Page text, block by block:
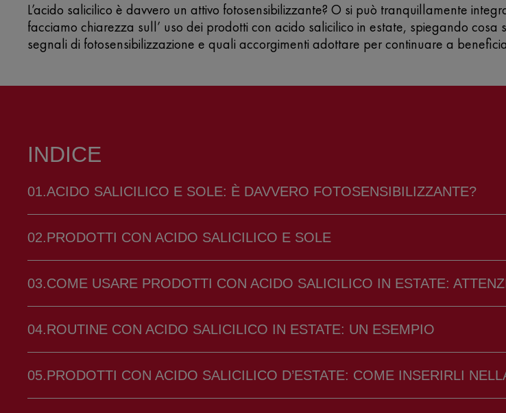
L’acido salicilico è davvero un attivo fotosensibilizzante? O si può tranquillamente
facciamo chiarezza sull’ uso dei prodotti con acido salicilico in estate, spiegando
segnali di fotosensibilizzazione e quali accorgimenti adottare per continuare a
INDICE
ACIDO SALICILICO E SOLE: È DAVVERO FOTOSENSIBILIZZANTE?
PRODOTTI CON ACIDO SALICILICO E SOLE
ROUTINE CON ACIDO SALICILICO IN ESTATE: UN ESEMPIO
PRODOTTI CON ACIDO SALICILICO D’ESTATE: COME INSERIRLI